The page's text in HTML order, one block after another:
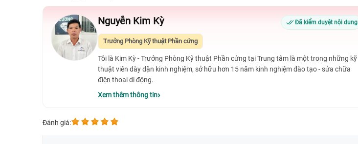
Nguyễn Kim Kỳ Đã kiểm duyệt nội dung
Trưởng Phòng Kỹ thuật Phần cứng
Tôi là Kim Kỳ - Trưởng Phòng Kỹ thuật Phần cứng tại Trung tâm là một trong những kỹ
thuật viên dày dặn kinh nghiệm, sở hữu hơn 15 năm kinh nghiệm đào tạo - sửa chữa
điện thoại di động.
Xem thêm thông tin
Đánh giá: